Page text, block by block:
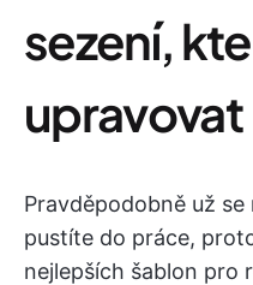
sezení,
upravovat
Pravděpodobně už
pustíte do práce,
nejlepších šablon pro